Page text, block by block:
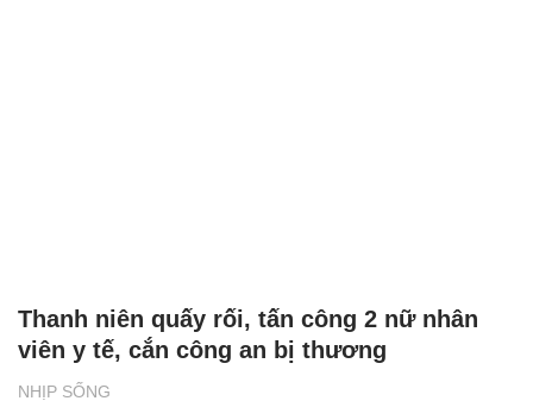
NHỊP SỐNG
Thanh niên quấy rối, tấn công 2 nữ nhân
viên y tế, cắn công an bị thương